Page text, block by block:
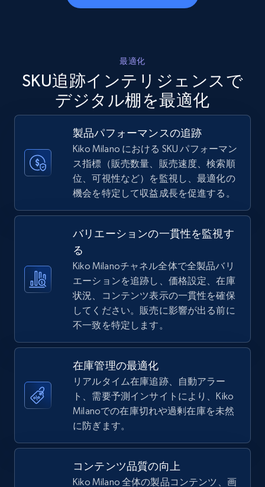
875+ 今すぐ始める
Walmart - products - Discover products by
using sku numbers
URL, Final price, Sku, Currency, Gtin,
Specifications, Image urls, Top reviews, and
875+ 今すぐ始める
TikTok Shop
URL, Title, Available, Description, Currency, Initial
price, Final price, Discount percent, and more.
5.4K+ 668+ 今すぐ始める
URL, Title, Available, Description, Currency, Initial
price, Final price, Discount percent, and more.
5.4K+ 668+ 今すぐ始める
TikTok Shop - Collect TikTok shop products
最適化
SKU追跡インテリジェンスで
デジタル棚を最適化
製品パフォーマンスの追跡
Kiko Milano における SKU パフォーマン
ス指標（販売数量、販売速度、検索順
位、可視性など）を監視し、最適化の
機会を特定して収益成長を促進する。
バリエーションの一貫性を監視す
る
Kiko Milanoチャネル全体で全製品バリ
エーションを追跡し、価格設定、在庫
状況、コンテンツ表示の一貫性を確保
してください。販売に影響が出る前に
不一致を特定します。
在庫管理の最適化
リアルタイム在庫追跡、自動アラー
ト、需要予測インサイトにより、Kiko
Milanoでの在庫切れや過剰在庫を未然
に防ぎます。
コンテンツ品質の向上
Kiko Milano 全体の製品コンテンツ、画